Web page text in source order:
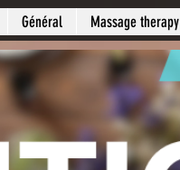
Général Massage therapy